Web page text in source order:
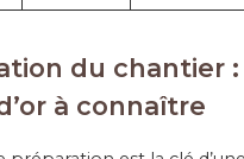
du chantier
à connaître